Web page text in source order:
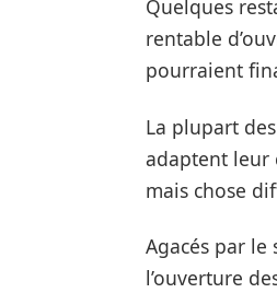
Quelques
rentable
pourraient
La plupart
adaptent leur
mais chose
Agacés par
l’ouverture